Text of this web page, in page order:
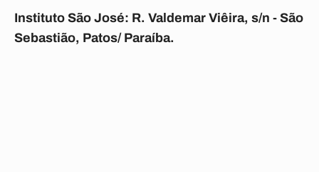
Instituto São José: R. Valdemar Viêira, s/n - São
Sebastião, Patos/ Paraíba.